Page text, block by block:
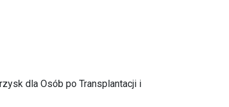
dla Osób po Transplantacji i